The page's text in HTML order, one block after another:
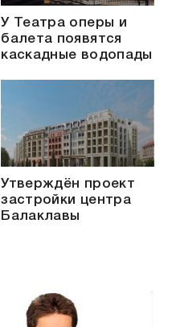
У Театра оперы и
балета появятся
каскадные водопады
Утверждён проект
застройки центра
Балаклавы